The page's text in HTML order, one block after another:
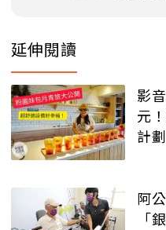
延伸閱讀
影
元
計
阿
「